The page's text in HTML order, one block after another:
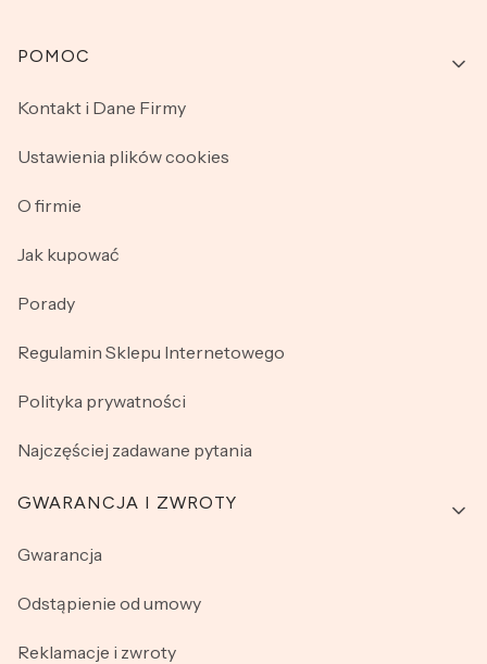
Linki w stopce
POMOC
Kontakt i Dane Firmy
Ustawienia plików cookies
O firmie
Jak kupować
Porady
Regulamin Sklepu Internetowego
Polityka prywatności
Najczęściej zadawane pytania
GWARANCJA I ZWROTY
Gwarancja
Odstąpienie od umowy
Reklamacje i zwroty